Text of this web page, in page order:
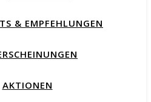
& EMPFEHLUNGEN
AKTIONEN